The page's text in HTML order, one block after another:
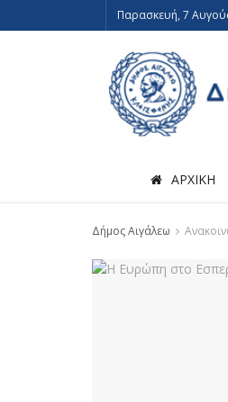
Παρασκευή, 7
ΑΡΧΙΚΗ
Δήμος Αιγάλεω